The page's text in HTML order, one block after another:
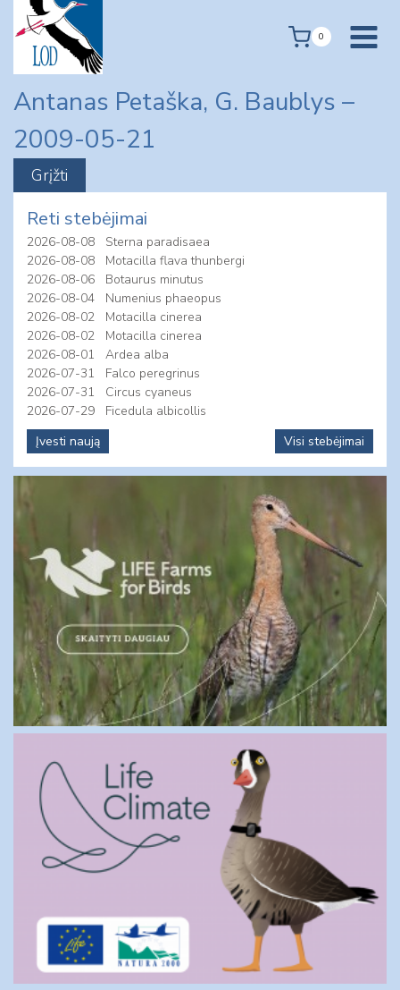
content
0
Antanas Petaška, G. Baublys –
2009-05-21
Reti stebėjimai
2026-08-08
Sterna paradisaea
2026-08-08
Motacilla flava thunbergi
2026-08-06
Botaurus minutus
2026-08-04
Numenius phaeopus
2026-08-02
Motacilla cinerea
2026-08-02
Motacilla cinerea
2026-08-01
Ardea alba
2026-07-31
Falco peregrinus
2026-07-31
Circus cyaneus
2026-07-29
Ficedula albicollis
Įvesti naują
Visi stebėjimai